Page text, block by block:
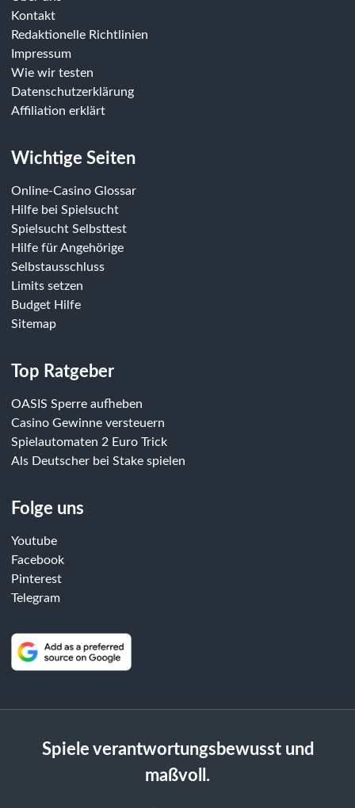
Kontakt
Redaktionelle Richtlinien
Impressum
Wie wir testen
Datenschutzerklärung
Affiliation erklärt
Wichtige Seiten
Online-Casino Glossar
Hilfe bei Spielsucht
Spielsucht Selbsttest
Hilfe für Angehörige
Selbstausschluss
Limits setzen
Budget Hilfe
Sitemap
Top Ratgeber
OASIS Sperre aufheben
Casino Gewinne versteuern
Spielautomaten 2 Euro Trick
Als Deutscher bei Stake spielen
Folge uns
Youtube
Facebook
Pinterest
Telegram
Spiele verantwortungsbewusst und
maßvoll.